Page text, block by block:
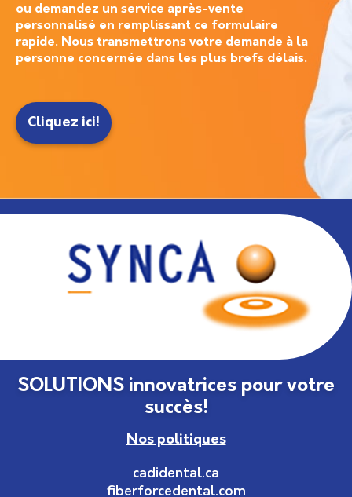
ou demandez un service après-vente
personnalisé en remplissant ce formulaire
rapide. Nous transmettrons votre demande à la
personne concernée dans les plus brefs délais.
Cliquez ici!
SOLUTIONS innovatrices pour votre
succès!
Nos politiques
cadidental.ca
fiberforcedental.com